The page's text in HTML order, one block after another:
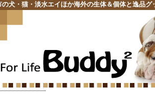
の犬・猫・淡水エイほか海外の生体＆個体と逸品グ